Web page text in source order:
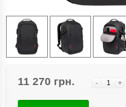
11 270 грн. - +